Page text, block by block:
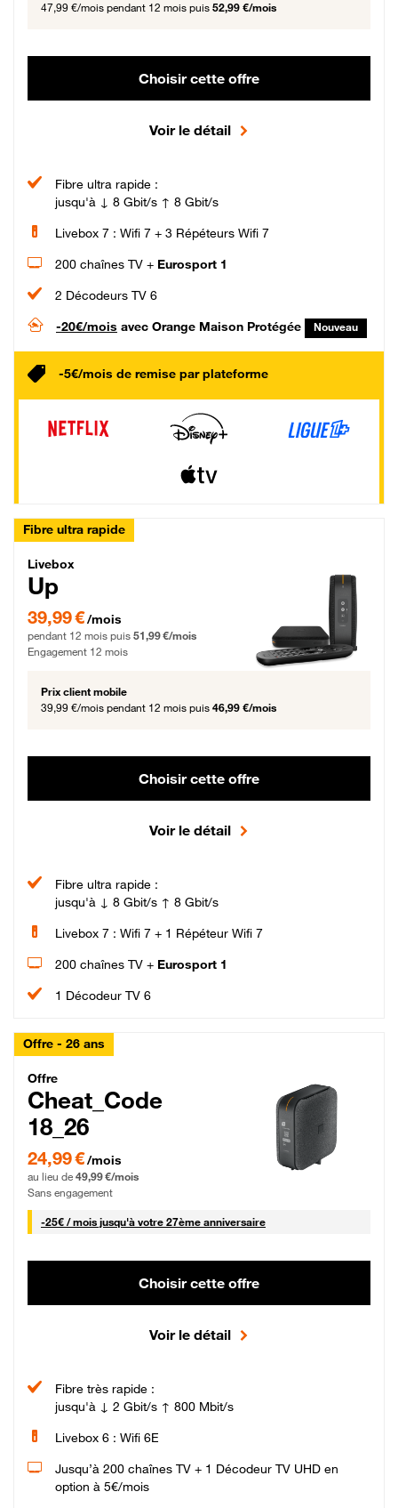
47,99 €/mois pendant 12 mois puis 52,99 €/mois
Choisir cette offre
Voir le détail
Fibre ultra rapide :
jusqu'à ↓ 8 Gbit/s ↑ 8 Gbit/s
Livebox 7 : Wifi 7 + 3 Répéteurs Wifi 7
200 chaînes TV + Eurosport 1
2 Décodeurs TV 6
-20€/mois avec Orange Maison Protégée Nouveau
-5€/mois de remise par plateforme
Fibre ultra rapide
Livebox Up Fibre
Livebox
Up
39,99 € par mois pendant 12 mois puis 51,99 € par mois, Engagement 12 mois
39,99 €/mois
pendant 12 mois puis 51,99 €/mois
Engagement 12 mois
Prix client mobile
39,99 €/mois pendant 12 mois puis 46,99 €/mois
Choisir cette offre
Voir le détail
Fibre ultra rapide :
jusqu'à ↓ 8 Gbit/s ↑ 8 Gbit/s
Livebox 7 : Wifi 7 + 1 Répéteur Wifi 7
200 chaînes TV + Eurosport 1
1 Décodeur TV 6
Offre - 26 ans
Cheat_Code Fibre_18_26
Offre
Cheat_Code
18_26
24,99 € par mois pendant 0 mois puis 49,99 € par mois, Sans engagement
24,99 €/mois
au lieu de 49,99 €/mois
Sans engagement
-25€ / mois25 € par mois
jusqu'à votre 27ème anniversaire
Choisir cette offre
Voir le détail
Fibre très rapide :
jusqu'à ↓ 2 Gbit/s ↑ 800 Mbit/s
Livebox 6 : Wifi 6E
Jusqu’à 200 chaînes TV + 1 Décodeur TV UHD en
option à 5€/mois